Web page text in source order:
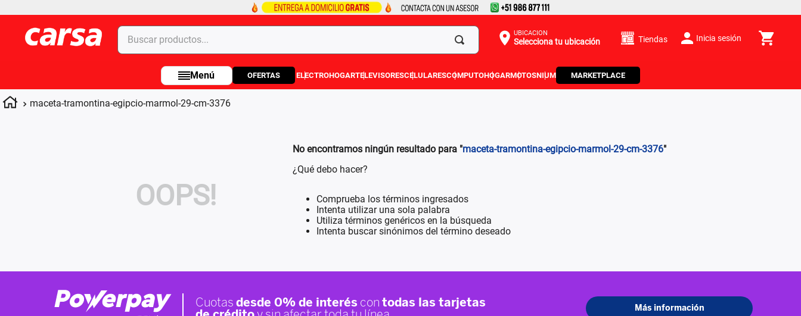
Buscar productos... UBICACIÓN
Selecciona tu ubicación Tiendas Inicia sesión
OFERTAS ELECTROHOGARTELEVISORESCELULARESCOMPUTOHOGARMOTOSNIUM MARKETPLACE
maceta-tramontina-egipcio-marmol-29-cm-3376
OOPS!
No encontramos ningún resultado para "maceta-tramontina-egipcio-marmol-29-cm-3376"
¿Qué debo hacer?
Comprueba los términos ingresados
Intenta utilizar una sola palabra
Utiliza términos genéricos en la búsqueda
Intenta buscar sinónimos del término deseado
Términos más buscados
1.
celulares